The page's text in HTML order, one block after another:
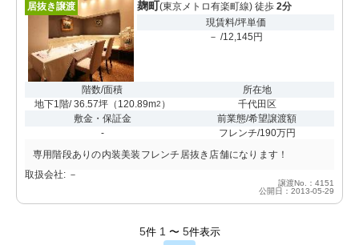
居抜き譲渡 麹町(東京メトロ有楽町線) 徒歩 2分
現賃料/坪単価
－ /12,145円
階数/面積
地下1階/ 36.57坪（ 120.89m2 ）
所在地
千代田区
敷金・保証金
-
前業態/希望譲渡額
フレンチ/190万円
専用階段ありの内装美装フレンチ居抜き店舗になります！
取扱会社: －
譲渡No.：4151
公開日：2013-05-29
5件 1 〜 5件表示